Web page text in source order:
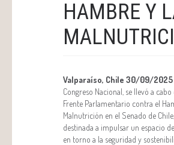
HAMBRE Y
Valparaíso, Chile 30/09/2025
Congreso Nacional, se llevó a
Frente Parlamentario contra el
Malnutrición en el Senado de
destinada a impulsar un espacio
en torno a la seguridad y